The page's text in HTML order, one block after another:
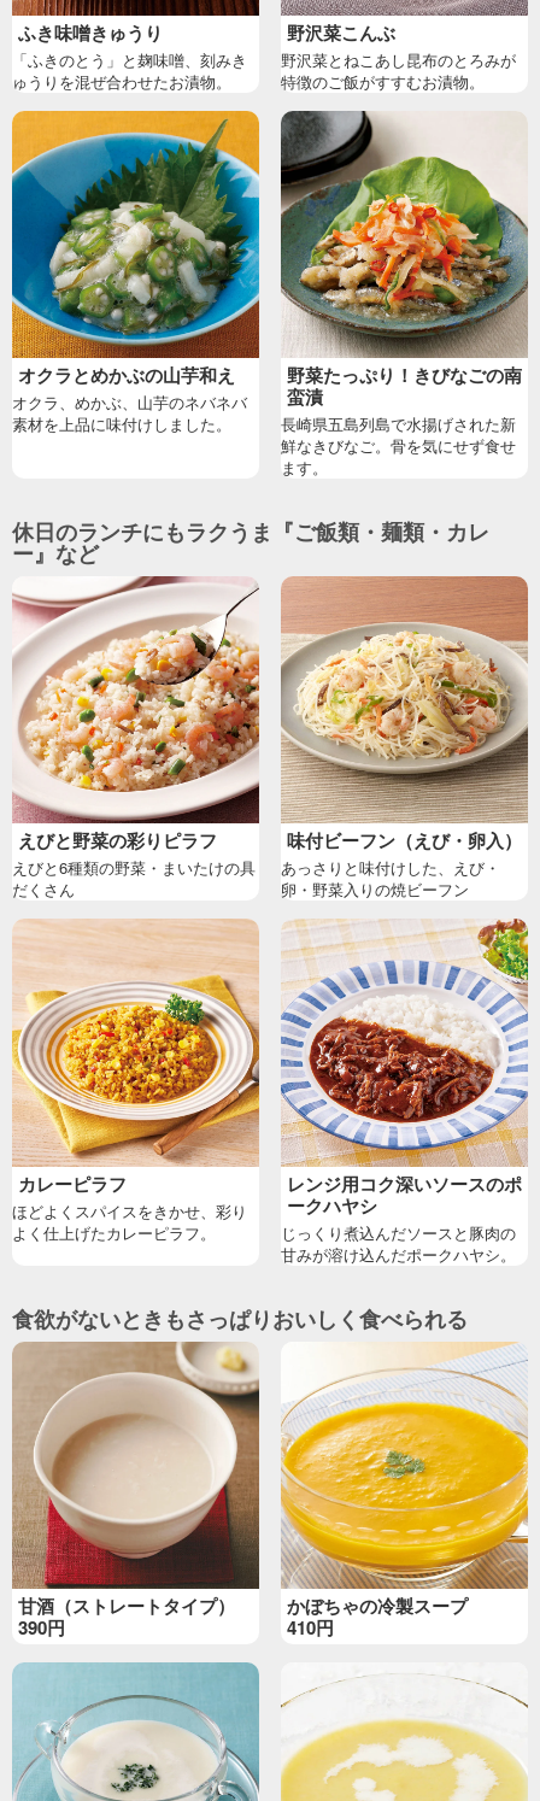
ふき味噌きゅうり
「ふきのとう」と麹味噌、刻みき
ゅうりを混ぜ合わせたお漬物。
野沢菜こんぶ
野沢菜とねこあし昆布のとろみが
特徴のご飯がすすむお漬物。
オクラとめかぶの山芋和え
オクラ、めかぶ、山芋のネバネバ
素材を上品に味付けしました。
野菜たっぷり！きびなごの南
蛮漬
長崎県五島列島で水揚げされた新
鮮なきびなご。骨を気にせず食せ
ます。
休日のランチにもラクうま『ご飯類・麺類・カレ
ー』など
えびと野菜の彩りピラフ
えびと6種類の野菜・まいたけの具
だくさん
味付ビーフン（えび・卵入）
あっさりと味付けした、えび・
卵・野菜入りの焼ビーフン
カレーピラフ
ほどよくスパイスをきかせ、彩り
よく仕上げたカレーピラフ。
レンジ用コク深いソースのポ
ークハヤシ
じっくり煮込んだソースと豚肉の
甘みが溶け込んだポークハヤシ。
食欲がないときもさっぱりおいしく食べられる
甘酒（ストレートタイプ）
390円
かぼちゃの冷製スープ
410円